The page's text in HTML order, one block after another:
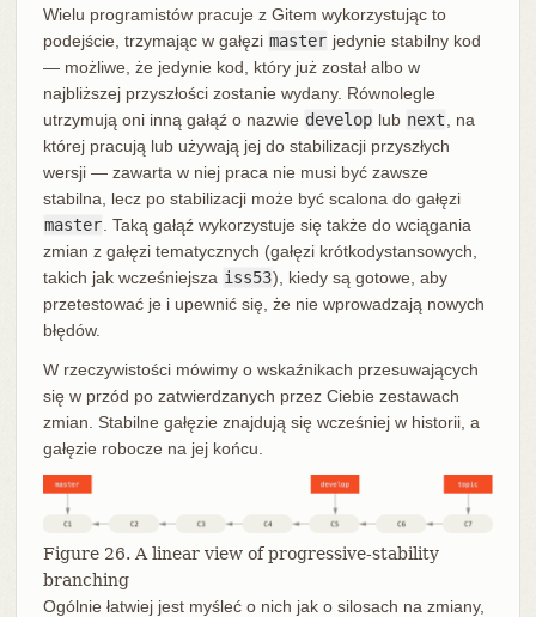
Wielu programistów pracuje z Gitem wykorzystując to
podejście, trzymając w gałęzi master jedynie stabilny kod
— możliwe, że jedynie kod, który już został albo w
najbliższej przyszłości zostanie wydany. Równolegle
utrzymują oni inną gałąź o nazwie develop lub next
, na
której pracują lub używają jej do stabilizacji przyszłych
wersji — zawarta w niej praca nie musi być zawsze
stabilna, lecz po stabilizacji może być scalona do gałęzi
master . Taką gałąź wykorzystuje się także do wciągania
zmian z gałęzi tematycznych (gałęzi krótkodystansowych,
takich jak wcześniejsza iss53), kiedy są gotowe, aby
przetestować je i upewnić się, że nie wprowadzają nowych
błędów.
W rzeczywistości mówimy o wskaźnikach przesuwających
się w przód po zatwierdzanych przez Ciebie zestawach
zmian. Stabilne gałęzie znajdują się wcześniej w historii, a
gałęzie robocze na jej końcu.
Figure 26. A linear view of progressive-stability
branching
Ogólnie łatwiej jest myśleć o nich jak o silosach na zmiany,